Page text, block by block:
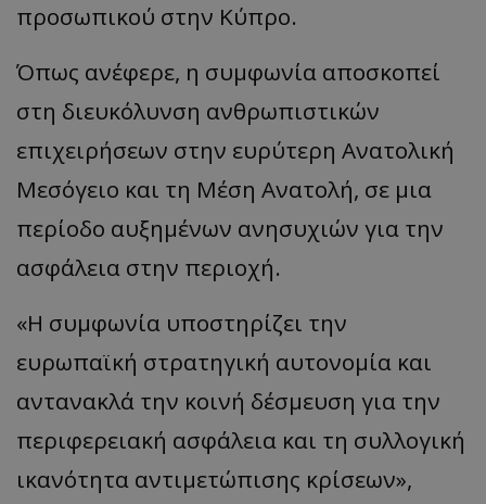
προσωπικού στην Κύπρο.
Όπως ανέφερε, η συμφωνία αποσκοπεί
στη διευκόλυνση ανθρωπιστικών
επιχειρήσεων στην ευρύτερη Ανατολική
Μεσόγειο και τη Μέση Ανατολή, σε μια
περίοδο αυξημένων ανησυχιών για την
ασφάλεια στην περιοχή.
«Η συμφωνία υποστηρίζει την
ευρωπαϊκή στρατηγική αυτονομία και
αντανακλά την κοινή δέσμευση για την
περιφερειακή ασφάλεια και τη συλλογική
ικανότητα αντιμετώπισης κρίσεων»,